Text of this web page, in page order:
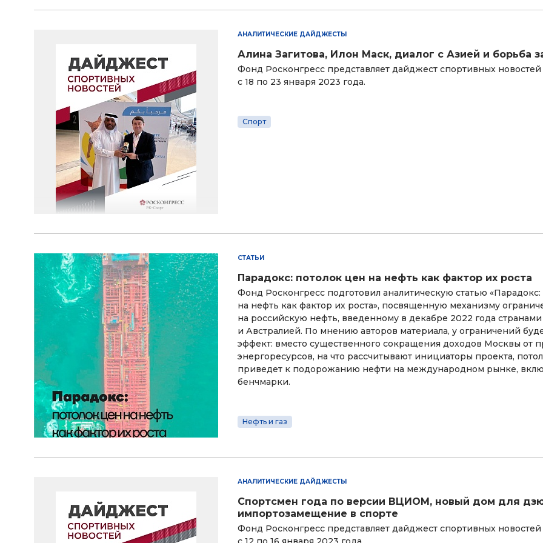
АНАЛИТИЧЕСКИЕ ДАЙДЖЕСТЫ
Алина Загитова, Илон Маск, диалог с Азией и борьба
Фонд Росконгресс представляет дайджест спортивных
с 18 по 23 января 2023 года.
Спорт
СТАТЬИ
Парадокс: потолок цен на нефть как фактор их роста
Фонд Росконгресс подготовил аналитическую статью
на нефть как фактор их роста», посвященную механизму
на российскую нефть, введенному в декабре 2022 года
и Австралией. По мнению авторов материала, у ограничений
эффект: вместо существенного сокращения доходов Москвы от
энергоресурсов, на что рассчитывают инициаторы проекта,
приведет к подорожанию нефти на международном рынке,
бенчмарки.
Нефть и газ
АНАЛИТИЧЕСКИЕ ДАЙДЖЕСТЫ
Спортсмен года по версии ВЦИОМ, новый дом для
импортозамещение в спорте
Фонд Росконгресс представляет дайджест спортивных